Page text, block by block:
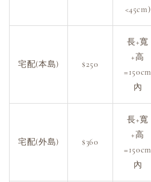
<45cm)
宅配(本島) $250
長+寬
+高
=150cm
內
宅配(外島) $360
長+寬
+高
=150cm
內